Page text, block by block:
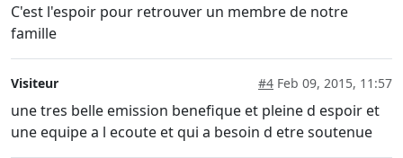
C'est l'espoir pour retrouver un membre de notre
famille
Visiteur #4 Feb 09, 2015, 11:57
une tres belle emission benefique et pleine d espoir et
une equipe a l ecoute et qui a besoin d etre soutenue